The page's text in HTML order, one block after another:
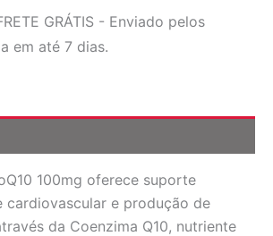
GRÁTIS - Enviado pelos
em até 7 dias.
100mg oferece suporte
cardiovascular e produção de
da Coenzima Q10, nutriente